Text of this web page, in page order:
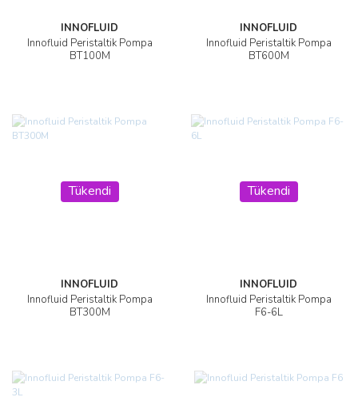
INNOFLUID
Innofluid Peristaltik Pompa
BT100M
INNOFLUID
Innofluid Peristaltik Pompa
BT600M
Tükendi
INNOFLUID
Innofluid Peristaltik Pompa
BT300M
Tükendi
INNOFLUID
Innofluid Peristaltik Pompa
F6-6L